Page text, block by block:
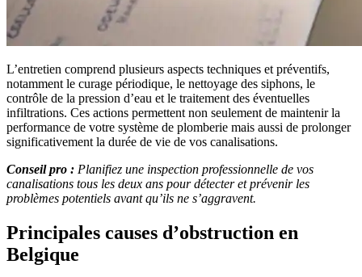
L’entretien comprend plusieurs aspects techniques et préventifs,
notamment le curage périodique, le nettoyage des siphons, le
contrôle de la pression d’eau et le traitement des éventuelles
infiltrations. Ces actions permettent non seulement de maintenir la
performance de votre système de plomberie mais aussi de prolonger
significativement la durée de vie de vos canalisations.
Conseil pro : Planifiez une inspection professionnelle de vos
canalisations tous les deux ans pour détecter et prévenir les
problèmes potentiels avant qu’ils ne s’aggravent.
Principales causes d’obstruction en
Belgique